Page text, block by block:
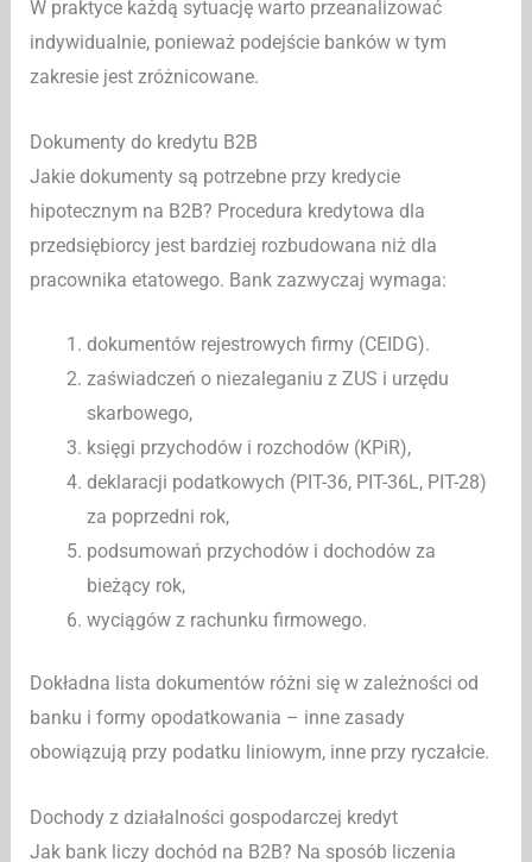
W praktyce każdą sytuację warto przeanalizować
indywidualnie, ponieważ podejście banków w tym
zakresie jest zróżnicowane.
Dokumenty do kredytu B2B
Jakie dokumenty są potrzebne przy kredycie
hipotecznym na B2B? Procedura kredytowa dla
przedsiębiorcy jest bardziej rozbudowana niż dla
pracownika etatowego. Bank zazwyczaj wymaga:
dokumentów rejestrowych firmy (CEIDG).
zaświadczeń o niezaleganiu z ZUS i urzędu
skarbowego,
księgi przychodów i rozchodów (KPiR),
deklaracji podatkowych (PIT-36, PIT-36L, PIT-28)
za poprzedni rok,
podsumowań przychodów i dochodów za
bieżący rok,
wyciągów z rachunku firmowego.
Dokładna lista dokumentów różni się w zależności od
banku i formy opodatkowania – inne zasady
obowiązują przy podatku liniowym, inne przy ryczałcie.
Dochody z działalności gospodarczej kredyt
Jak bank liczy dochód na B2B? Na sposób liczenia